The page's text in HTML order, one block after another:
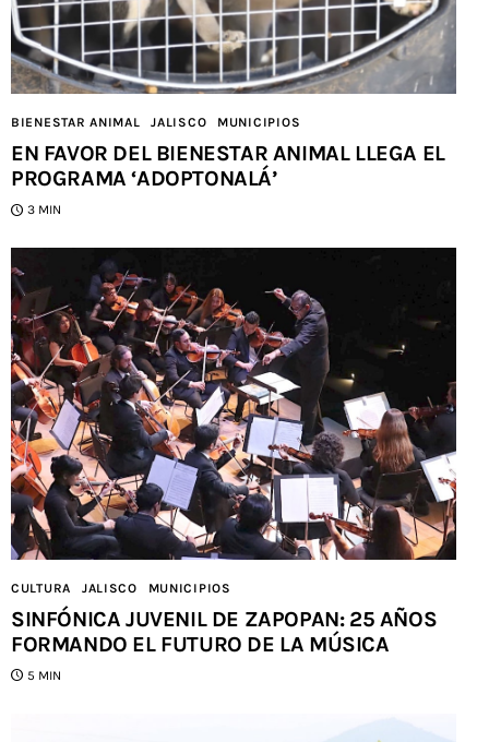
BIENESTAR ANIMAL JALISCO MUNICIPIOS
EN FAVOR DEL BIENESTAR ANIMAL LLEGA EL
PROGRAMA ‘ADOPTONALÁ’
3 MIN
CULTURA JALISCO MUNICIPIOS
SINFÓNICA JUVENIL DE ZAPOPAN: 25 AÑOS
FORMANDO EL FUTURO DE LA MÚSICA
5 MIN